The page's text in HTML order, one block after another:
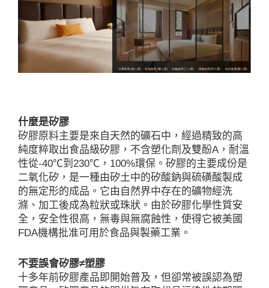
什麼是矽膠
矽膠原料主要是來自天然的礦石中，經過精致的高
純度粹取出食品級矽膠，不含塑化劑及雙酚A，耐溫
性從-40℃到230℃，100%環保。矽膠的主要成份是
二氧化矽，是一種由矽土中的矽酸鈉與硫磺酸製成
的無定形的成品。它由自然界中存在的礦物經洗
滌、加工後成為粒狀或珠狀。由於矽膠化學性質安
全，安全性很高，無毒與無腐蝕性，使得它被美國
FDA機構批准可用於食品與製藥工業。
不要誤會矽膠≠塑膠
十多年前矽膠產品即開始普及，但卻常被誤認為塑